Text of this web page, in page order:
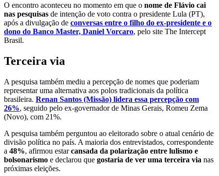
O encontro aconteceu no momento em que o nome de Flávio cai
nas pesquisas de intenção de voto contra o presidente Lula (PT),
após a divulgação de conversas entre o filho do ex-presidente e o
dono do Banco Master, Daniel Vorcaro, pelo site The Intercept
Brasil.
Terceira via
A pesquisa também mediu a percepção de nomes que poderiam
representar uma alternativa aos polos tradicionais da política
brasileira. Renan Santos (Missão) lidera essa percepção com
26%, seguido pelo ex-governador de Minas Gerais, Romeu Zema
(Novo), com 21%.
A pesquisa também perguntou ao eleitorado sobre o atual cenário de
divisão política no país. A maioria dos entrevistados, correspondente
a 48%, afirmou estarcansada da polarização entre lulismo e
bolsonarismo e declarou que gostaria de ver uma terceira via nas
próximas eleições.